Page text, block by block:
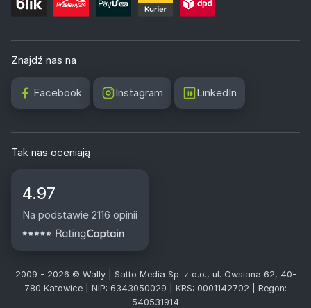
Znajdź nas na
Facebook Instagram LinkedIn
Tak nas oceniają
4.97
Na podstawie 2116 opinii
2009 - 2026 © Wally | Satto Media Sp. z o.o., ul. Owsiana 62, 40-
780 Katowice | NIP: 6343050029 | KRS: 0001142702 | Regon:
540531914